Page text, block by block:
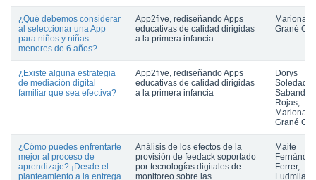
¿Qué debemos considerar
al seleccionar una App
para niños y niñas
menores de 6 años?
App2five, rediseñando Apps
educativas de calidad dirigidas
a la primera infancia
Mariona
Grané Oró
¿Existe alguna estrategia
de mediación digital
familiar que sea efectiva?
App2five, rediseñando Apps
educativas de calidad dirigidas
a la primera infancia
Dorys
Soledad
Sabando
Rojas,
Mariona
Grané Oró
¿Cómo puedes enfrentarte
mejor al proceso de
aprendizaje? ¡Desde el
planteamiento a la entrega
Análisis de los efectos de la
provisión de feedack soportado
por tecnologías digitales de
monitoreo sobre las
Maite
Fernández
Ferrer,
Ludmila